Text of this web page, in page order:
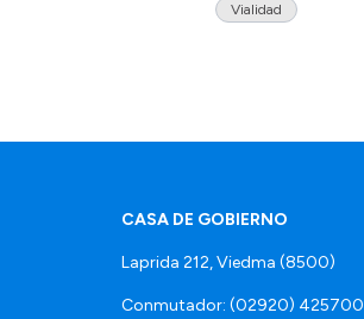
Vialidad
CASA DE GOBIERNO
Laprida 212, Viedma (8500)
Conmutador: (02920) 425700